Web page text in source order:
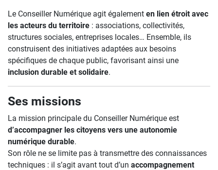
Le Conseiller Numérique agit également en lien étroit avec
les acteurs du territoire : associations, collectivités,
structures sociales, entreprises locales… Ensemble, ils
construisent des initiatives adaptées aux besoins
spécifiques de chaque public, favorisant ainsi une
inclusion durable et solidaire.
Ses missions
La mission principale du Conseiller Numérique est
d’accompagner les citoyens vers une autonomie
numérique durable.
Son rôle ne se limite pas à transmettre des connaissances
techniques : il s’agit avant tout d’un accompagnement